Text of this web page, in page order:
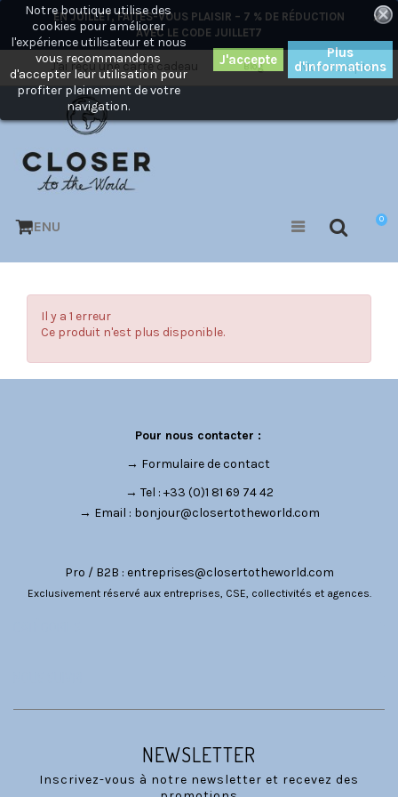
EN JUILLET, FAITES-VOUS PLAISIR – 7 % DE RÉDUCTION
AVEC LE CODE JUILLET7
×
Mon compte
Blog
J'ai reçu une carte cadeau
0
MENU
Notre boutique utilise des
cookies pour améliorer
l'expérience utilisateur et nous
vous recommandons
d'accepter leur utilisation pour
profiter pleinement de votre
navigation.
Plus
d'informations
Il y a 1 erreur
Ce produit n'est plus disponible.
Pour nous contacter :
→ Formulaire de contact
→ Tel : +33 (0)1 81 69 74 42
→ Email : bonjour@closertotheworld.com
Pro / B2B : entreprises@closertotheworld.com
Exclusivement réservé aux entreprises, CSE, collectivités et agences.
NEWSLETTER
Inscrivez-vous à notre newsletter et recevez des